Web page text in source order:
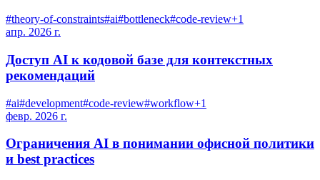
#theory-of-constraints#ai#bottleneck#code-review+1
апр. 2026 г.
Доступ AI к кодовой базе для контекстных
рекомендаций
#ai#development#code-review#workflow+1
февр. 2026 г.
Ограничения AI в понимании офисной политики
и best practices